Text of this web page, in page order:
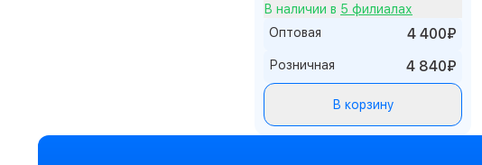
В наличии в 5 филиалах
Оптовая
4 400₽
Розничная 4 840₽
В корзину